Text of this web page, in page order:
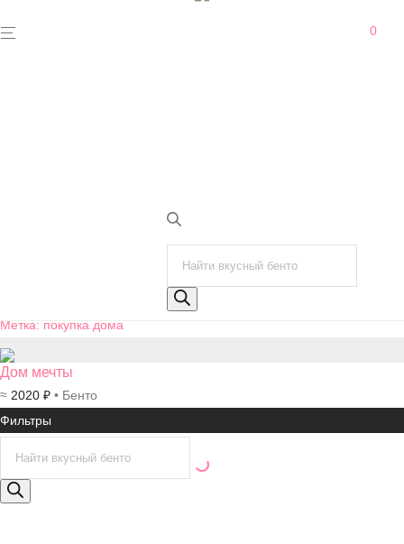
Поиск товаров
0
Метка: покупка дома
Дом мечты
≈ 2020 ₽ • Бенто
Фильтры